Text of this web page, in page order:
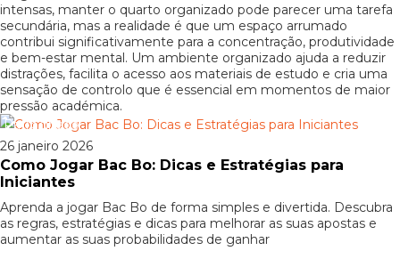
intensas, manter o quarto organizado pode parecer uma tarefa
secundária, mas a realidade é que um espaço arrumado
contribui significativamente para a concentração, produtividade
e bem-estar mental. Um ambiente organizado ajuda a reduzir
distrações, facilita o acesso aos materiais de estudo e cria uma
sensação de controlo que é essencial em momentos de maior
pressão académica.
Patrocinado
26 janeiro 2026
Como Jogar Bac Bo: Dicas e Estratégias para
Iniciantes
Aprenda a jogar Bac Bo de forma simples e divertida. Descubra
as regras, estratégias e dicas para melhorar as suas apostas e
aumentar as suas probabilidades de ganhar